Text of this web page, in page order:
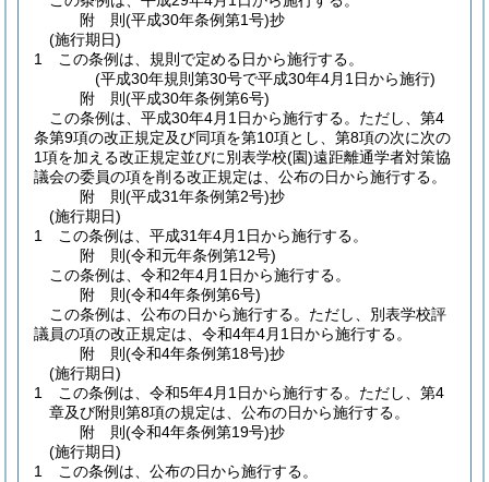
附 則(平成30年条例第1号)抄
(施行期日)
1
この条例は、規則で定める日から施行する。
(平成30年規則第30号で平成30年4月1日から施行)
附 則(平成30年条例第6号)
この条例は、平成30年4月1日から施行する。 ただし、第4
条第9項の改正規定及び同項を第10項とし、第8項の次に次の
1項を加える改正規定並びに別表学校(園)遠距離通学者対策協
議会の委員の項を削る改正規定は、公布の日から施行する。
附 則(平成31年条例第2号)抄
(施行期日)
1
この条例は、平成31年4月1日から施行する。
附 則(令和元年条例第12号)
この条例は、令和2年4月1日から施行する。
附 則(令和4年条例第6号)
この条例は、公布の日から施行する。 ただし、別表学校評
議員の項の改正規定は、令和4年4月1日から施行する。
附 則(令和4年条例第18号)抄
(施行期日)
1
この条例は、令和5年4月1日から施行する。 ただし、第4
章及び附則第8項の規定は、公布の日から施行する。
附 則(令和4年条例第19号)抄
(施行期日)
1
この条例は、公布の日から施行する。